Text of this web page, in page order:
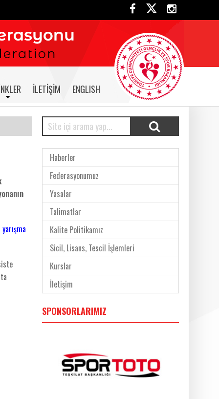
İLETIŞIM ENGLISH
yarışma
Haberler
Federasyonumuz
Yasalar
Talimatlar
Kalite Politikamız
Sicil, Lisans, Tescil İşlemleri
Kurslar
İletişim
SPONSORLARIMIZ